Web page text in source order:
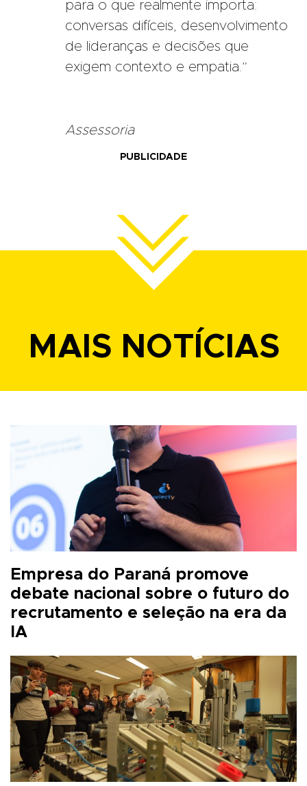
para o que realmente importa:
conversas difíceis, desenvolvimento
de lideranças e decisões que
exigem contexto e empatia.”
Assessoria
PUBLICIDADE
MAIS NOTÍCIAS
Empresa do Paraná promove
debate nacional sobre o futuro do
recrutamento e seleção na era da
IA